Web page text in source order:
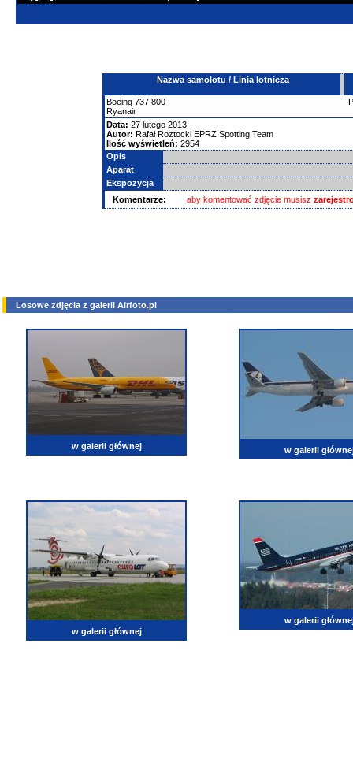
Nazwa samolotu / Linia lotnicza
Boeing 737 800
Ryanair
Data: 27 lutego 2013
Autor: Rafał Roztocki EPRZ Spotting Team
Ilość wyświetleń: 2954
Opis
Aparat
Ekspozycja
Komentarze:
aby komentować zdjęcie musisz
Losowe zdjęcia z galerii Airfoto.pl
w galerii głównej w galerii
w galerii głównej
w galerii